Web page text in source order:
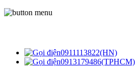
0911113822(HN)
0913179486(TPHCM)